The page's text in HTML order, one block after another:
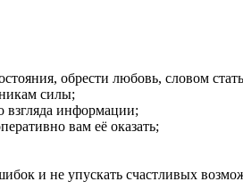
обрести любовь, словом
силы;
взгляда информации;
вам её оказать;
и не упускать счастливых